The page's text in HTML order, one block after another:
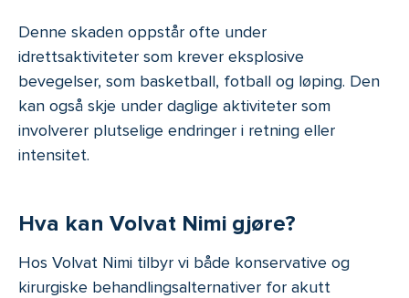
Denne skaden oppstår ofte under
idrettsaktiviteter som krever eksplosive
bevegelser, som basketball, fotball og løping. Den
kan også skje under daglige aktiviteter som
involverer plutselige endringer i retning eller
intensitet.
Hva kan Volvat Nimi gjøre?
Hos Volvat Nimi tilbyr vi både konservative og
kirurgiske behandlingsalternativer for akutt